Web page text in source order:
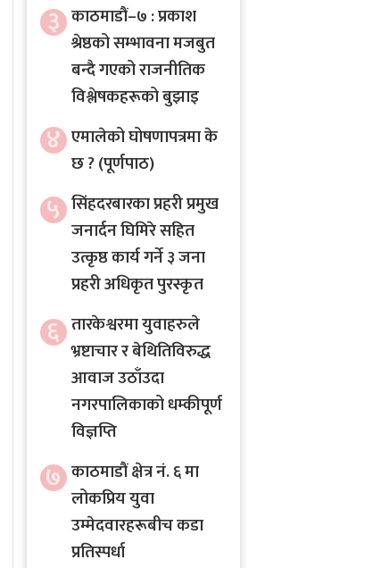
३ काठमाडौं–७ : प्रकाश
श्रेष्ठको सम्भावना मजबुत
बन्दै गएको राजनीतिक
विश्लेषकहरूको बुझाइ
४ एमालेको घोषणापत्रमा के
छ ? (पूर्णपाठ)
५ सिंहदरबारका प्रहरी प्रमुख
जनार्दन घिमिरे सहित
उत्कृष्ठ कार्य गर्ने ३ जना
प्रहरी अधिकृत पुरस्कृत
६ तारकेश्वरमा युवाहरुले
भ्रष्टाचार र बेथितिविरुद्ध
आवाज उठाँउदा
नगरपालिकाको धम्कीपूर्ण
विज्ञप्ति
७ काठमाडौं क्षेत्र नं. ६ मा
लोकप्रिय युवा
उम्मेदवारहरूबीच कडा
प्रतिस्पर्धा